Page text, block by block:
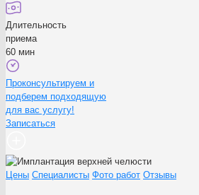
Длительность
приема
60 мин
Проконсультируем и
подберем подходящую
для вас услугу!
Записаться
Цены Специалисты Фото работ Отзывы